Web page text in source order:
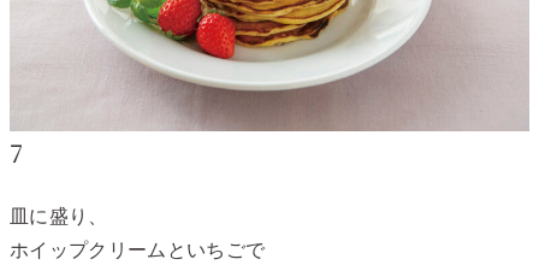
7
皿に盛り、
ホイップクリームといちごで